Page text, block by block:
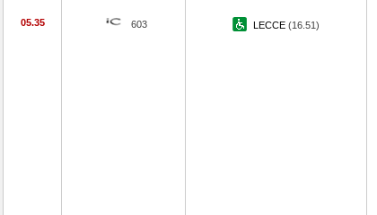
05.35 603 LECCE (16.51)